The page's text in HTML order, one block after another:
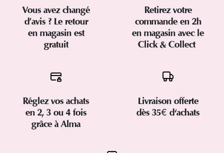
Vous avez changé
d’avis ? Le retour
en magasin est
gratuit
Retirez votre
commande en 2h
en magasin avec le
Click & Collect
Réglez vos achats
en 2, 3 ou 4 fois
grâce à Alma
Livraison offerte
dès 35€ d'achats